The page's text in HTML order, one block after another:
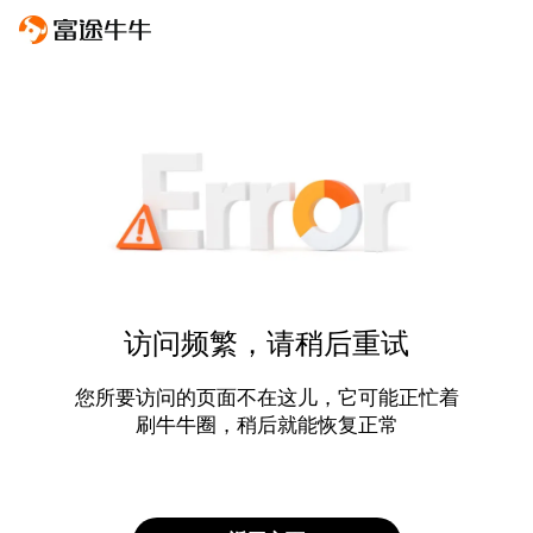
访问频繁，请稍后重试
您所要访问的页面不在这儿，它可能正忙着
刷牛牛圈，稍后就能恢复正常